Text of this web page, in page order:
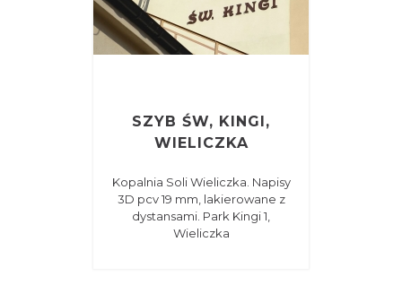
SZYB ŚW, KINGI,
WIELICZKA
Kopalnia Soli Wieliczka. Napisy
3D pcv 19 mm, lakierowane z
dystansami. Park Kingi 1,
Wieliczka